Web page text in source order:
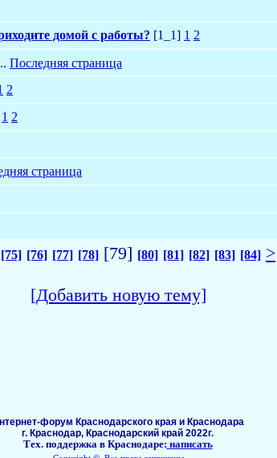
домой с работы? [1_1] 1 2
Последняя страница
2
1 2
страница
[75] [76] [77] [78] [79] [80] [81] [82] [83] [84] >
[Добавить новую тему]
форум Краснодарского края и Краснодара
г. Краснодар, Краснодарский край 2022г.
Тех. поддержка в Краснодаре: написать